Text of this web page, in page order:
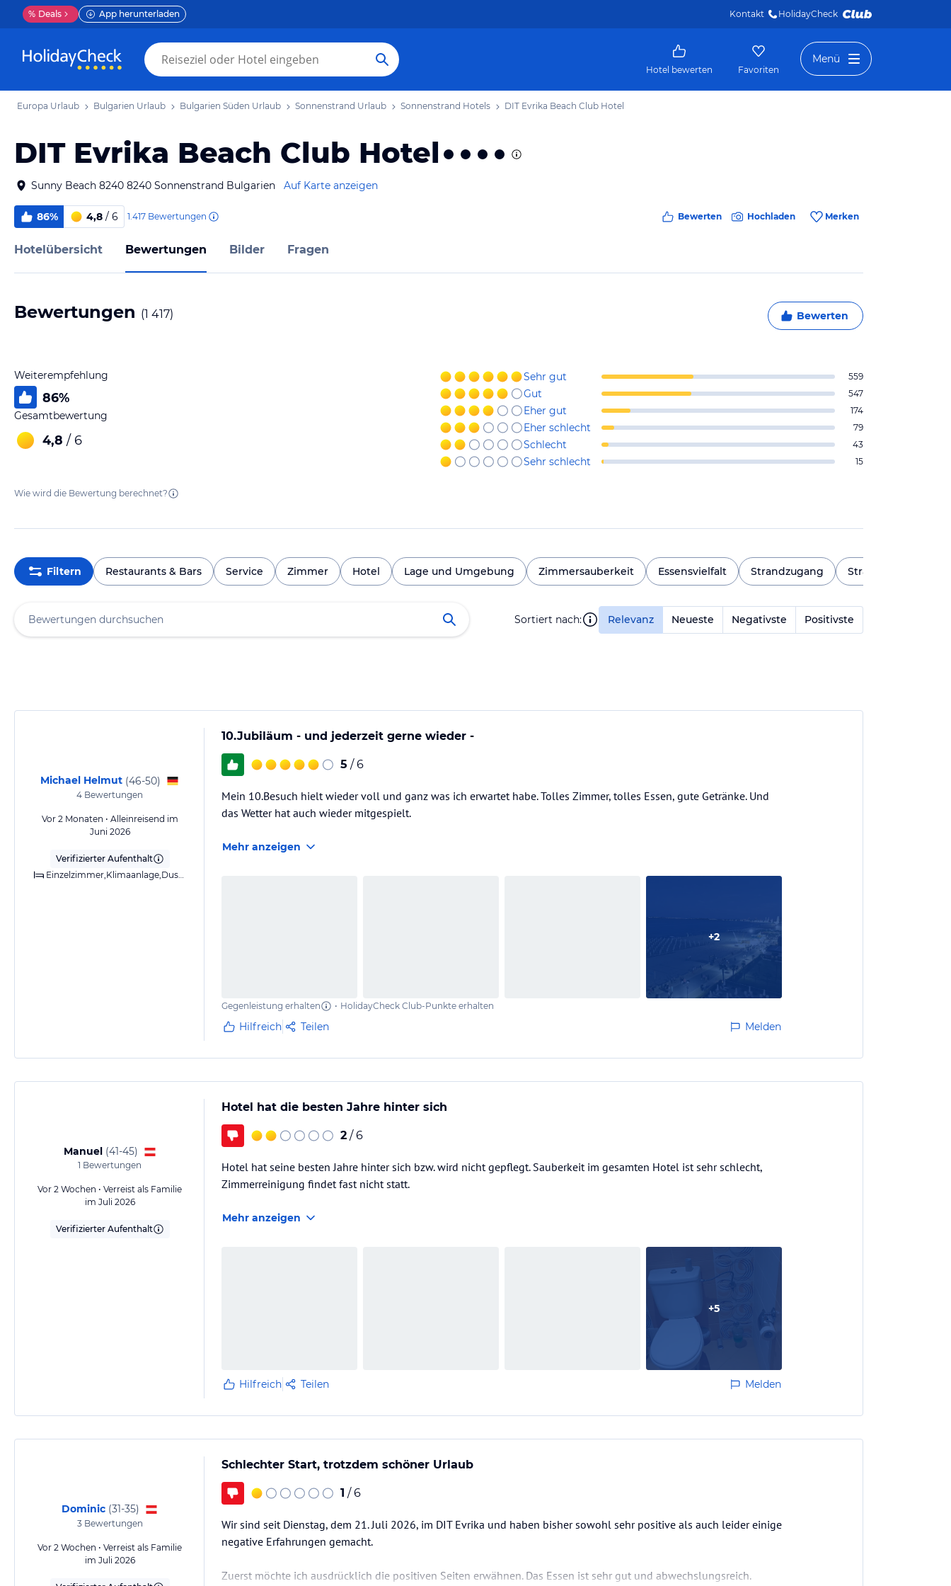
% Deals App herunterladen Kontakt HolidayCheck
Hotel bewerten Favoriten
Menü
Europa Urlaub Bulgarien Urlaub Bulgarien Süden Urlaub Sonnenstrand Urlaub Sonnenstrand Hotels DIT Evrika Beach Club Hotel
DIT Evrika Beach Club Hotel
Sunny Beach 8240 8240 Sonnenstrand Bulgarien Auf Karte anzeigen
86% 4,8 / 6 1.417 Bewertungen Bewerten Hochladen Merken
Hotelübersicht Bewertungen Bilder Fragen
Bewertungen (1 417) Bewerten
Weiterempfehlung
86%
Gesamtbewertung
4,8 / 6
Sehr gut 559
Gut 547
Eher gut 174
Eher schlecht 79
Schlecht 43
Sehr schlecht 15
Wie wird die Bewertung berechnet?
Filtern Restaurants & Bars Service Zimmer Hotel Lage und Umgebung Zimmersauberkeit Essensvielfalt Strandzugang Strand
Sortiert nach: Relevanz Neueste Negativste Positivste
Michael Helmut (46-50)
4 Bewertungen
Vor 2 Monaten • Alleinreisend im
Juni 2026
Verifizierter Aufenthalt
Einzelzimmer,Klimaanlage,Dusche,Balkon
10.Jubiläum - und jederzeit gerne wieder -
5 / 6
Mein 10.Besuch hielt wieder voll und ganz was ich erwartet habe. Tolles Zimmer, tolles Essen, gute Getränke. Und
das Wetter hat auch wieder mitgespielt.
Mehr anzeigen
+2
Gegenleistung erhalten • HolidayCheck Club-Punkte erhalten
Hilfreich Teilen Melden
Manuel (41-45)
1 Bewertungen
Vor 2 Wochen • Verreist als Familie
im Juli 2026
Verifizierter Aufenthalt
Hotel hat die besten Jahre hinter sich
2 / 6
Hotel hat seine besten Jahre hinter sich bzw. wird nicht gepflegt. Sauberkeit im gesamten Hotel ist sehr schlecht,
Zimmerreinigung findet fast nicht statt.
Mehr anzeigen
+5
Hilfreich Teilen Melden
Dominic (31-35)
3Bewertungen
Vor 2 Wochen • Verreist als Familie
im Juli 2026
Schlechter Start, trotzdem schöner Urlaub
1 / 6
Wir sind seit Dienstag, dem 21. Juli 2026, im DIT Evrika und haben bisher sowohl sehr positive als auch leider einige
negative Erfahrungen gemacht.
Zuerst möchte ich ausdrücklich die positiven Seiten erwähnen. Das Essen ist sehr gut und abwechslungsreich.